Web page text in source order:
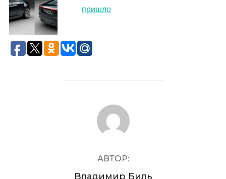
пришло
АВТОР ЗАПИСИ
АВТОР:
Владимир Биль